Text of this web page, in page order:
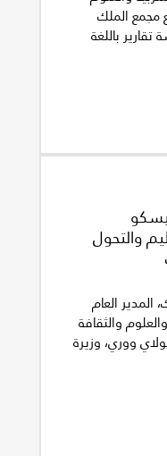
راض لأقصى درجة
مجمع الملك
باللغة
والتحول
المدير العام
والثقافة
ووري، وزيرة